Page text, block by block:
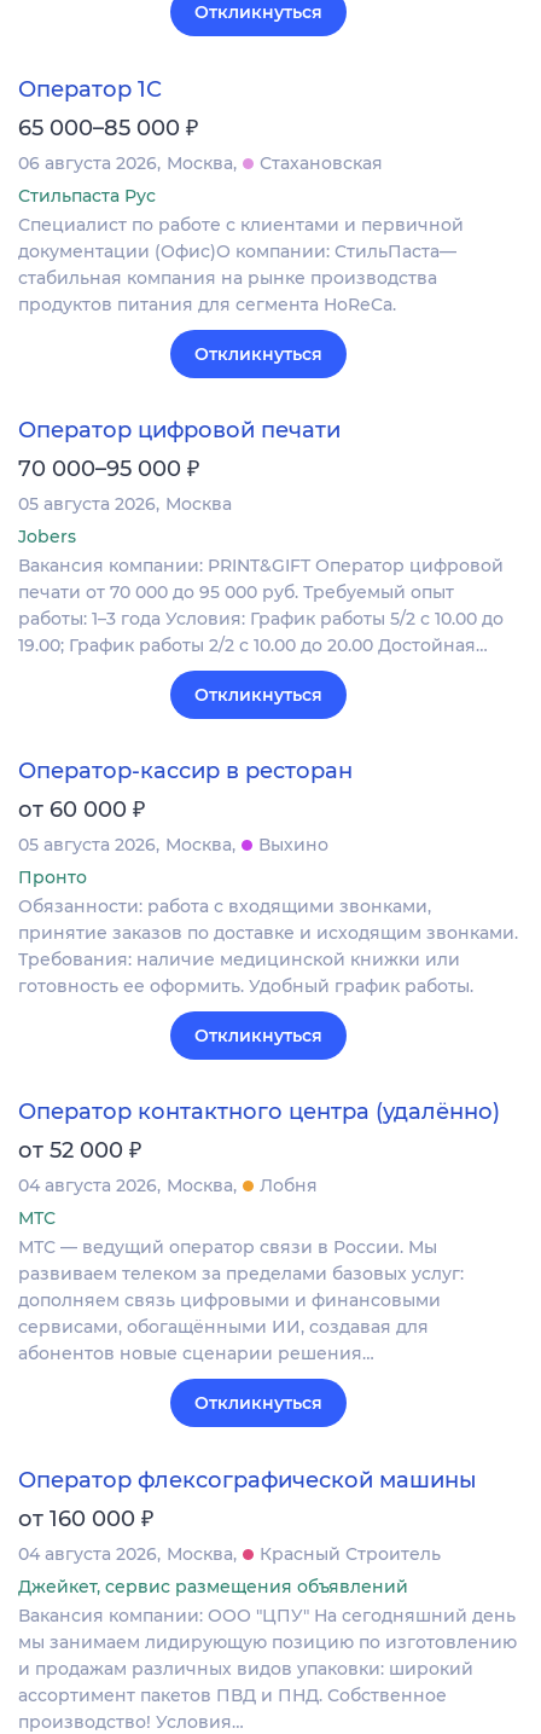
Откликнуться
Оператор 1С
65 000–85 000 ₽
06 августа 2026 Москва
Стахановская
Стильпаста Рус
Специалист по работе с клиентами и первичной
документации (Офис)О компании: СтильПаста—
стабильная компания на рынке производства
продуктов питания для сегмента HoReCa.
Откликнуться
Оператор цифровой печати
70 000–95 000 ₽
05 августа 2026 Москва
Jobers
Вакансия компании: PRINT&GIFT Оператор цифровой
печати от 70 000 до 95 000 руб. Требуемый опыт
работы: 1–3 года Условия: График работы 5/2 с 10.00 до
19.00; График работы 2/2 c 10.00 до 20.00 Достойная…
Откликнуться
Оператор-кассир в ресторан
от 60 000 ₽
05 августа 2026 Москва
Выхино
Пронто
Обязанности: работа с входящими звонками,
принятие заказов по доставке и исходящим звонками.
Требования: наличие медицинской книжки или
готовность ее оформить. Удобный график работы.
Откликнуться
Оператор контактного центра (удалённо)
от 52 000 ₽
04 августа 2026 Москва
Лобня
МТС
МТС — ведущий оператор связи в России. Мы
развиваем телеком за пределами базовых услуг:
дополняем связь цифровыми и финансовыми
сервисами, обогащёнными ИИ, создавая для
абонентов новые сценарии решения…
Откликнуться
Оператор флексографической машины
от 160 000 ₽
04 августа 2026 Москва
Красный Строитель
Джейкет, сервис размещения объявлений
Вакансия компании: ООО "ЦПУ" На сегодняшний день
мы занимаем лидирующую позицию по изготовлению
и продажам различных видов упаковки: широкий
ассортимент пакетов ПВД и ПНД. Собственное
производство! Условия…